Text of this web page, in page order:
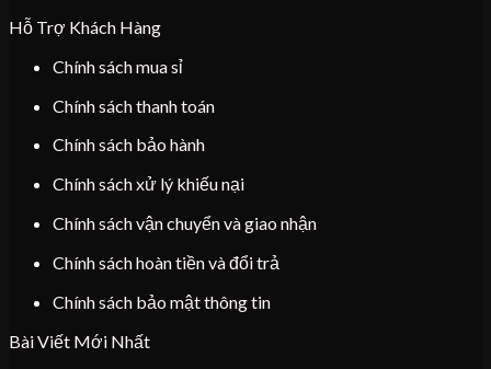
Hỗ Trợ Khách Hàng
Chính sách mua sỉ
Chính sách thanh toán
Chính sách bảo hành
Chính sách xử lý khiếu nại
Chính sách vận chuyển và giao nhận
Chính sách hoàn tiền và đổi trả
Chính sách bảo mật thông tin
Bài Viết Mới Nhất